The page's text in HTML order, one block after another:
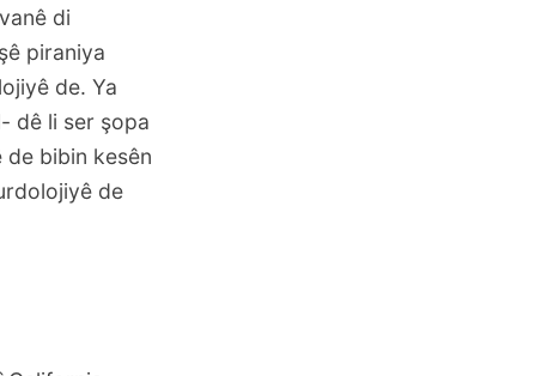
di
piraniya
de. Ya
dê li ser şopa
bibin kesên
de